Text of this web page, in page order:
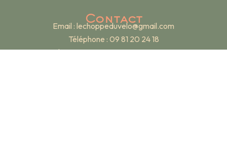
Contact
Email : lechoppeduvelo@gmail.com
Téléphone : 09 81 20 24 18
Adresse : 19 rue Renan – 69007 Lyon